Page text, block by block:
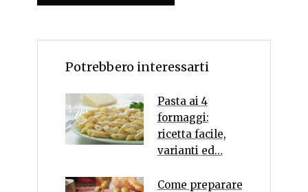
Potrebbero interessarti
Pasta ai 4
formaggi:
ricetta facile,
varianti ed…
Come preparare